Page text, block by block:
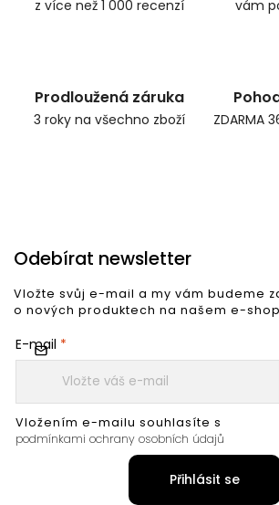
z více než 1 000 recenzí vám
Prodloužená záruka
3 roky na všechno zboží ZDARMA
Odebírat newsletter
Vložte svůj e-mail a my vám budeme
o nových produktech na našem e-
E-mail
Vložením e-mailu souhlasíte s
podmínkami ochrany osobních údajů
Přihlásit se